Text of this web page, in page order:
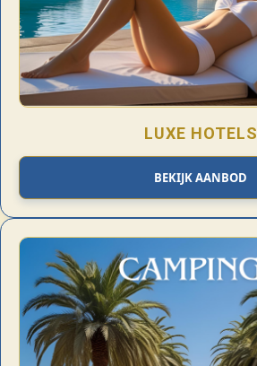
LUXE HOTELS
BEKIJK AANBOD